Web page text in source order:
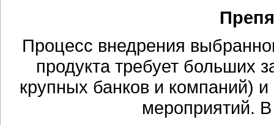
Процесс внедрения
продукта требует больших
крупных банков и компаний)
мероприятий.